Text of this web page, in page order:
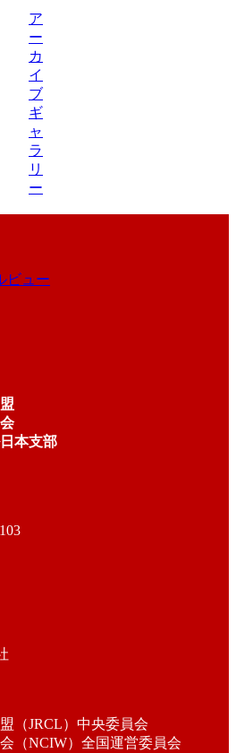
ア
ー
カ
イ
ブ
ギ
ャ
ラ
リ
ー
ビュー
本支部
（JRCL）中央委員会
（NCIW）全国運営委員会